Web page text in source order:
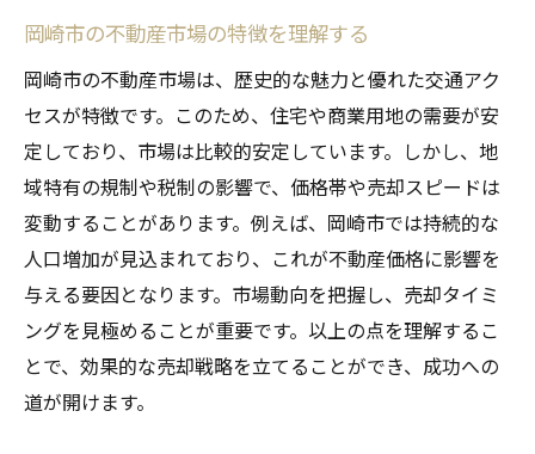
べきこと
ト
プロフェッショナルからのアドバイスを活
用する方法
売却活動を円滑に進めるためのヒント
初めての不動産売却で失敗しないためのポ
イント
サポート体制を整えるためのステップ
岡崎市の不動産売却で失敗しないための専門家
によるアドバイス
岡崎市の不動産市場の特徴を理解する
岡崎市の不動産市場は、歴史的な魅力と優れた交通アク
セスが特徴です。このため、住宅や商業用地の需要が安
定しており、市場は比較的安定しています。しかし、地
域特有の規制や税制の影響で、価格帯や売却スピードは
変動することがあります。例えば、岡崎市では持続的な
人口増加が見込まれており、これが不動産価格に影響を
与える要因となります。市場動向を把握し、売却タイミ
ングを見極めることが重要です。以上の点を理解するこ
とで、効果的な売却戦略を立てることができ、成功への
道が開けます。